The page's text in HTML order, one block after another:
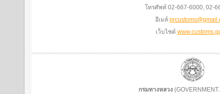
โทรศัพท์ 02-667-6000, 02-
อีเมล์
เว็บไซต์
กรมทางหลวง (GOVERNMENT